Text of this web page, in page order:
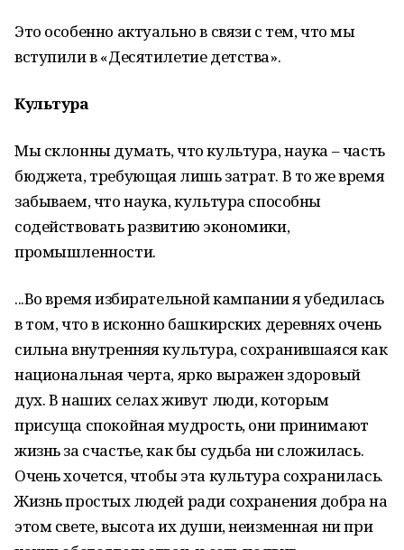
Это особенно актуально в связи с тем, что мы
вступили в «Десятилетие детства».
Культура
Мы склонны думать, что культура, наука – часть
бюджета, требующая лишь затрат. В то же время
забываем, что наука, культура способны
содействовать развитию экономики,
промышленности.
...Во время избирательной кам­пании я убедилась
в том, что в исконно башкирских деревнях очень
сильна внутренняя культура, сохранившаяся как
национальная черта, ярко выражен здоровый
дух. В наших селах живут люди, которым
присуща спокойная мудрость, они принимают
жизнь за счастье, как бы судьба ни сложилась.
Очень хочется, чтобы эта культура сохранилась.
Жизнь простых людей ради сохранения добра на
этом свете, высота их души, неизменная ни при